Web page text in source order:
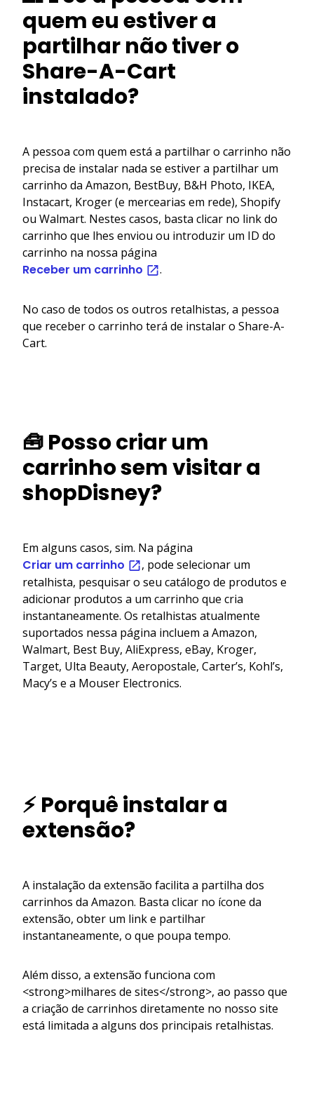
quem eu estiver a
partilhar não tiver o
Share-A-Cart
instalado?
A pessoa com quem está a partilhar o carrinho não
precisa de instalar nada se estiver a partilhar um
carrinho da Amazon, BestBuy, B&H Photo, IKEA,
Instacart, Kroger (e mercearias em rede), Shopify
ou Walmart. Nestes casos, basta clicar no link do
carrinho que lhes enviou ou introduzir um ID do
carrinho na nossa página
Receber um carrinho .
No caso de todos os outros retalhistas, a pessoa
que receber o carrinho terá de instalar o Share-A-
Cart.
🧰 Posso criar um
carrinho sem visitar a
shopDisney?
Em alguns casos, sim. Na página
Criar um carrinho
, pode selecionar um
retalhista, pesquisar o seu catálogo de produtos e
adicionar produtos a um carrinho que cria
instantaneamente. Os retalhistas atualmente
suportados nessa página incluem a Amazon,
Walmart, Best Buy, AliExpress, eBay, Kroger,
Target, Ulta Beauty, Aeropostale, Carter’s, Kohl’s,
Macy’s e a Mouser Electronics.
⚡ Porquê instalar a
extensão?
A instalação da extensão facilita a partilha dos
carrinhos da Amazon. Basta clicar no ícone da
extensão, obter um link e partilhar
instantaneamente, o que poupa tempo.
Além disso, a extensão funciona com
<strong>milhares de sites</strong>, ao passo que
a criação de carrinhos diretamente no nosso site
está limitada a alguns dos principais retalhistas.